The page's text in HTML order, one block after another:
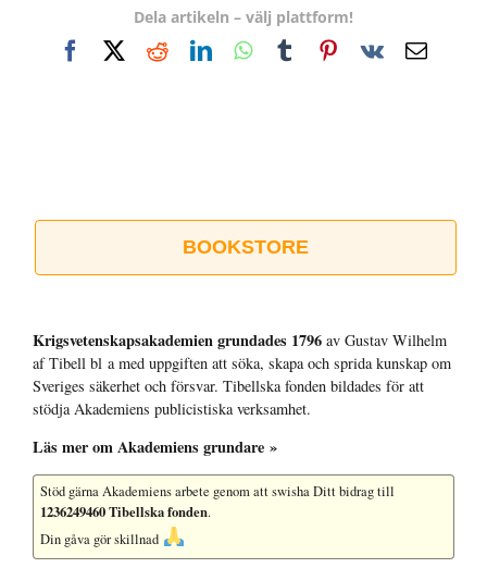
Dela artikeln – välj plattform!
FacebookRedditLinkedInWhatsApp
TumblrPinterest
Vk
E-
BOOKSTORE
Krigsvetenskap­sakademien grundades 1796 av Gustav Wilhelm
af Tibell bl a med uppgiften att söka, skapa och sprida kunskap om
Sveriges säkerhet och försvar. Tibellska fonden bildades för att
stödja Akademiens publicistiska verksamhet.
Läs mer om Akademiens grundare »
Stöd gärna Akademiens arbete genom att swisha Ditt bidrag till
1236249460 Tibellska fonden.
Din gåva gör skillnad